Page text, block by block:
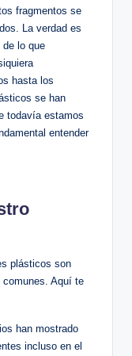
fragmentos se
La verdad es
lo que
hasta los
se han
todavía estamos
entender
plásticos son
Aquí te
han mostrado
incluso en el